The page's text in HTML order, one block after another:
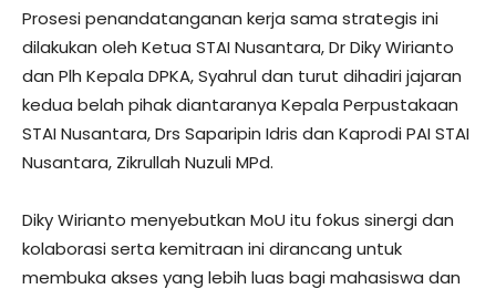
Prosesi penandatanganan kerja sama strategis ini
dilakukan oleh Ketua STAI Nusantara, Dr Diky Wirianto
dan Plh Kepala DPKA, Syahrul dan turut dihadiri jajaran
kedua belah pihak diantaranya Kepala Perpustakaan
STAI Nusantara, Drs Saparipin Idris dan Kaprodi PAI STAI
Nusantara, Zikrullah Nuzuli MPd.
Diky Wirianto menyebutkan MoU itu fokus sinergi dan
kolaborasi serta kemitraan ini dirancang untuk
membuka akses yang lebih luas bagi mahasiswa dan